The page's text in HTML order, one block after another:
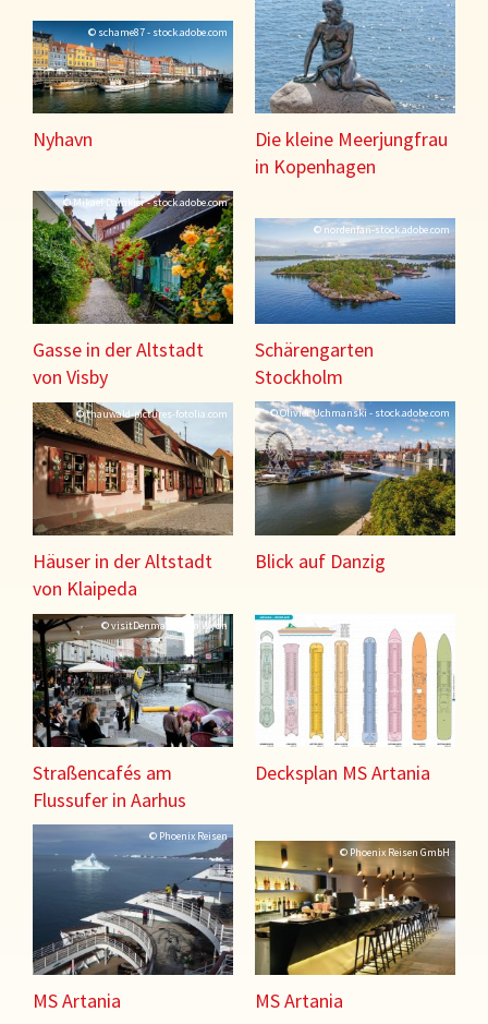
© schame87 - stock.adobe.com
Nyhavn
Die kleine Meerjungfrau
in Kopenhagen
© Mikael Damkier - stock.adobe.com
Gasse in der Altstadt
von Visby
© nordenfan-stock.adobe.com
Schärengarten
Stockholm
© thauwald-pictures-fotolia.com
Häuser in der Altstadt
von Klaipeda
© Olivier Uchmanski - stock.adobe.com
Blick auf Danzig
© visitDenmark/Kim Wyon
Straßencafés am
Flussufer in Aarhus
Decksplan MS Artania
© Phoenix Reisen
MS Artania
© Phoenix Reisen GmbH
MS Artania